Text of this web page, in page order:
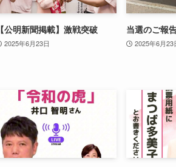
【公明新聞掲載】激戦突破
2025年6月23日
当選のご報
2025年6月23